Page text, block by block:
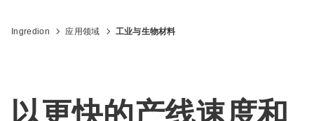
Ingredion 应用领域 工业与生物材料